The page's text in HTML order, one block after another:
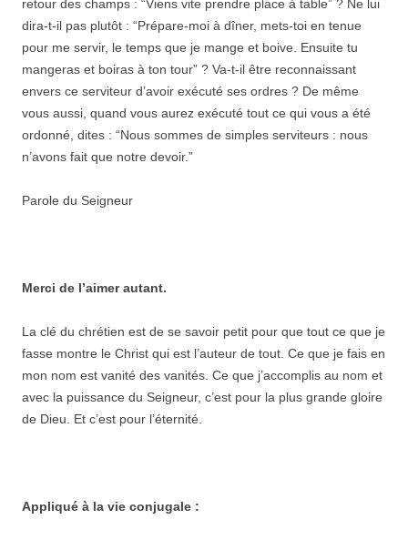
retour des champs : “Viens vite prendre place à table” ? Ne lui
dira-t-il pas plutôt : “Prépare-moi à dîner, mets-toi en tenue
pour me servir, le temps que je mange et boive. Ensuite tu
mangeras et boiras à ton tour” ? Va-t-il être reconnaissant
envers ce serviteur d’avoir exécuté ses ordres ? De même
vous aussi, quand vous aurez exécuté tout ce qui vous a été
ordonné, dites : “Nous sommes de simples serviteurs : nous
n’avons fait que notre devoir.”
Parole du Seigneur
Merci de l’aimer autant.
La clé du chrétien est de se savoir petit pour que tout ce que je
fasse montre le Christ qui est l’auteur de tout. Ce que je fais en
mon nom est vanité des vanités. Ce que j’accomplis au nom et
avec la puissance du Seigneur, c’est pour la plus grande gloire
de Dieu. Et c’est pour l’éternité.
Appliqué à la vie conjugale :